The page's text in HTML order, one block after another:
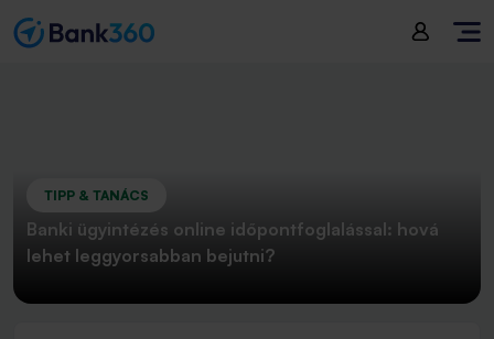
TIPP & TANÁCS
Banki ügyintézés online időpontfoglalással: hová
lehet leggyorsabban bejutni?